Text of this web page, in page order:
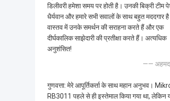
डिलीवरी हमेशा समय पर होती है। उनकी बिक्री टीम
धैर्यवान और हमारे सभी सवालों के साथ बहुत मददगार
वास्तव में उनके समर्थन की सराहना करते हैं और एक
दीर्घकालिक साझेदारी की प्रतीक्षा करते हैं। अत्यधिक
अनुशंसित!
—— अहमद
गुणवत्ता: ️मेरे आपूर्तिकर्ता के साथ महान अनुभव।
RB3011 पहले से ही इस्तेमाल किया गया था, लेकिन